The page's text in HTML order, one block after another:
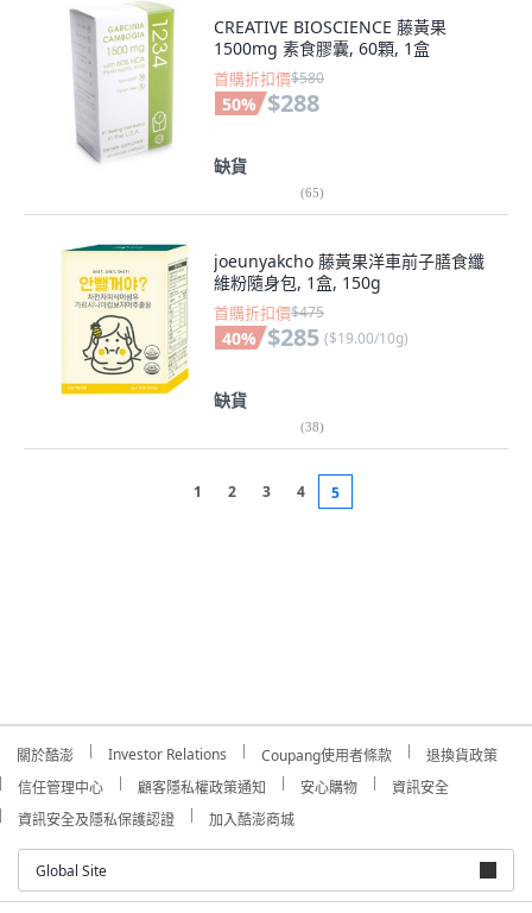
CREATIVE BIOSCIENCE 藤黃果
1500mg 素食膠囊, 60顆, 1盒
首購折扣價$580
50% $288
缺貨
(65)
joeunyakcho 藤黃果洋車前子膳食纖
維粉隨身包, 1盒, 150g
首購折扣價$475
40% $285 ($19.00/10g)
缺貨
(38)
1 2 3 4 5
關於酷澎 Investor Relations Coupang使用者條款
退換貨政策
信任管理中心
顧客隱私權政策通知 安心購物
資訊安全
資訊安全及隱私保護認證
加入酷澎商城
Global Site